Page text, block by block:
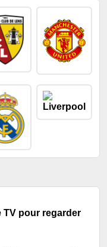
TV pour regarder